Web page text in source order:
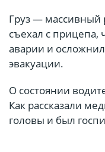
Груз — массивный
съехал с прицепа,
аварии и
эвакуации.
О состоянии
Как рассказали
головы и был